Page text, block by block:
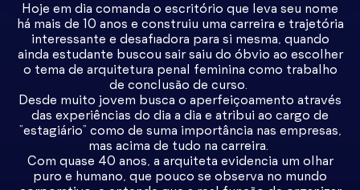
Hoje em dia comanda o escritório que leva seu nome
há mais de 10 anos e construiu uma carreira e trajetória
interessante e desafiadora para si mesma, quando
ainda estudante buscou sair saiu do óbvio ao escolher
o tema de arquitetura penal feminina como trabalho
de conclusão de curso.
Desde muito jovem busca o aperfeiçoamento através
das experiências do dia a dia e atribui ao cargo de
“estagiário” como de suma importância nas empresas,
mas acima de tudo na carreira.
Com quase 40 anos, a arquiteta evidencia um olhar
puro e humano, que pouco se observa no mundo